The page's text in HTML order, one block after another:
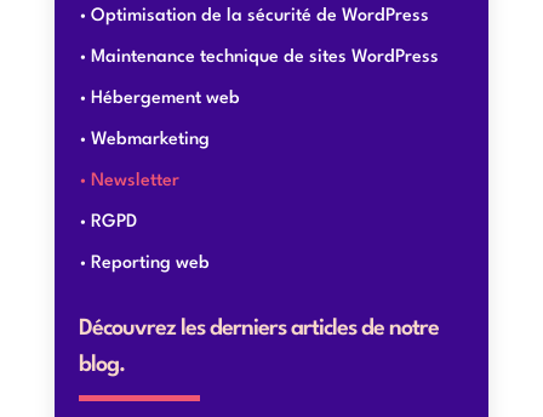
Optimisation de la sécurité de WordPress
Maintenance technique de sites WordPress
Hébergement web
Webmarketing
Newsletter
RGPD
Reporting web
Découvrez les derniers articles de notre
blog.